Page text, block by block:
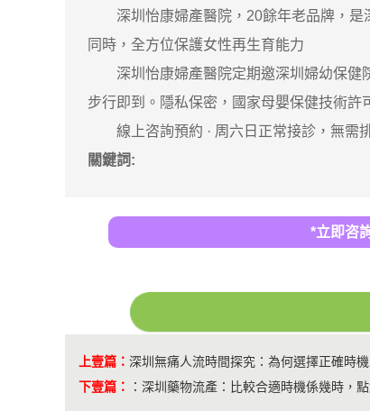
深圳怡康婦產醫院，20餘年老品牌，是
同時，全方位保護女性再生育能力
深圳怡康婦產醫院定期邀深圳婦幼保健院
步行即到。隱私保密，國家母嬰保健技術許
線上咨詢預約 · ‎周六日正常接診，無需
關鍵詞:
*立即咨
上壹篇： 深圳無痛人流時間探究：為何選擇正確時
下壹篇：
： 深圳藥物流產：比較合適時機係幾時，